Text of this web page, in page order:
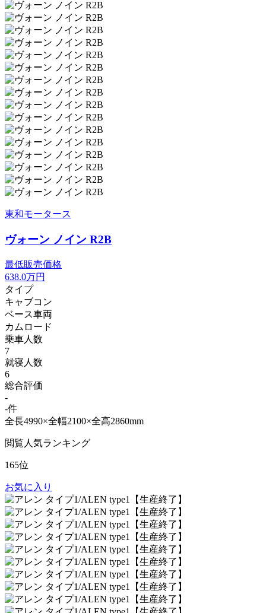
東和モータース
ヴォーン ノイン R2B
最低販売価格
638.0万円
タイプ
キャブコン
ベース車両
カムロード
乗車人数
7
就寝人数
6
総合評価
-
-件
全長4990×全幅2100×全高2860mm
閲覧人気ランキング
165位
お気に入り